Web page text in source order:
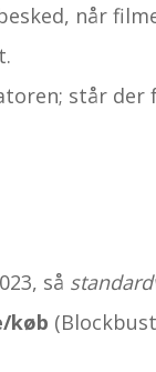
når
står der
så
køb